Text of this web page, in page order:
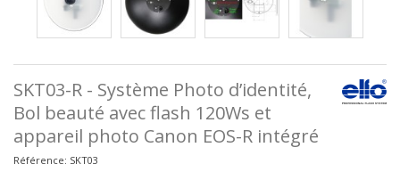
SKT03-R - Système Photo d’identité,
Bol beauté avec flash 120Ws et
appareil photo Canon EOS-R intégré
Référence: SKT03